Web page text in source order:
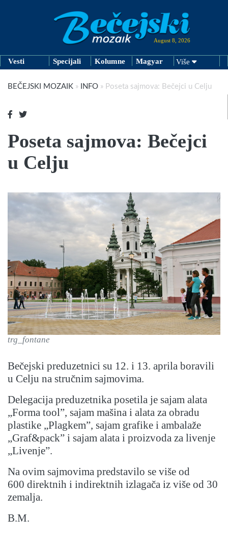
August 8, 2026
Vesti Specijali Kolumne Magyar Više
BEČEJSKI MOZAIK » INFO » Poseta sajmova: Bečejci u Celju
Poseta sajmova: Bečejci
u Celju
trg_fontane
Bečejski preduzetnici su 12. i 13. aprila boravili
u Celju na stručnim sajmovima.
Delegacija preduzetnika posetila je sajam alata
„Forma tool”, sajam mašina i alata za obradu
plastike „Plagkem”, sajam grafike i ambalaže
„Graf&pack” i sajam alata i proizvoda za livenje
„Livenje”.
Na ovim sajmovima predstavilo se više od
600 direktnih i indirektnih izlagača iz više od 30
zemalja.
B.M.